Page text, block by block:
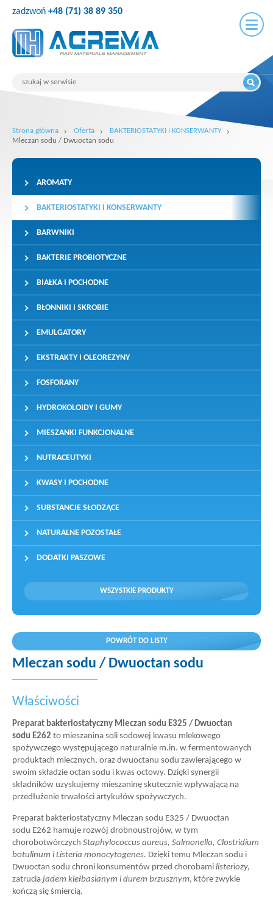
zadzwoń +48 (71) 38 89 350
Strona główna Oferta
BAKTERIOSTATYKI I KONSERWANTY
Mleczan sodu / Dwuoctan sodu
AROMATY
BAKTERIOSTATYKI I KONSERWANTY
BARWNIKI
BAKTERIE PROBIOTYCZNE
BIAŁKA I POCHODNE
BŁONNIKI I SKROBIE
EMULGATORY
EKSTRAKTY I OLEOREZYNY
FOSFORANY
HYDROKOLOIDY I GUMY
MIESZANKI FUNKCJONALNE
NUTRACEUTYKI
KWASY I POCHODNE
SUBSTANCJE SŁODZĄCE
NATURALNE POZOSTAŁE
DODATKI PASZOWE
WSZYSTKIE PRODUKTY
POWRÓT DO LISTY
Mleczan sodu / Dwuoctan sodu
Właściwości
Preparat bakteriostatyczny Mleczan sodu E325 / Dwuoctan
sodu E262 to mieszanina soli sodowej kwasu mlekowego
spożywczego występującego naturalnie m.in. w fermentowanych
produktach mlecznych, oraz dwuoctanu sodu zawierającego w
swoim składzie octan sodu i kwas octowy. Dzięki synergii
składników uzyskujemy mieszaninę skutecznie wpływającą na
przedłużenie trwałości artykułów spożywczych.
Preparat bakteriostatyczny Mleczan sodu E325 / Dwuoctan
sodu E262 hamuje rozwój drobnoustrojów, w tym
chorobotwórczych Staphylococcus aureus, Salmonella, Clostridium
botulinum i Listeria monocytogenes. Dzięki temu Mleczan sodu i
Dwuoctan sodu chroni konsumentów przed chorobami listeriozy,
zatrucia jadem kiełbasianym i durem brzusznym, które zwykle
kończą się śmiercią.